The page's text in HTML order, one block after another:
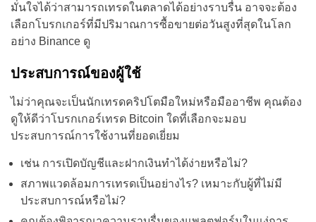
มั่นใจได้ว่าสามารถเทรดในตลาดได้อย่างราบรื่น อาจจะต้อง
เลือกโบรกเกอร์ที่มีปริมาณการซื้อขายต่อวันสูงที่สุดในโลก
อย่าง Binance ดู
ประสบการณ์ของผู้ใช้
ไม่ว่าคุณจะเป็นนักเทรดคริปโตมือใหม่หรือมืออาชีพ คุณต้อง
ดูให้ดีว่าโบรกเกอร์เทรด Bitcoin ใดที่เลือกจะมอบ
ประสบการณ์การใช้งานที่ยอดเยี่ยม
เช่น การเปิดบัญชีและฝากเงินทำได้ง่ายหรือไม่?
สภาพแวดล้อมการเทรดเป็นอย่างไร? เหมาะกับผู้ที่ไม่มี
ประสบการณ์หรือไม่?